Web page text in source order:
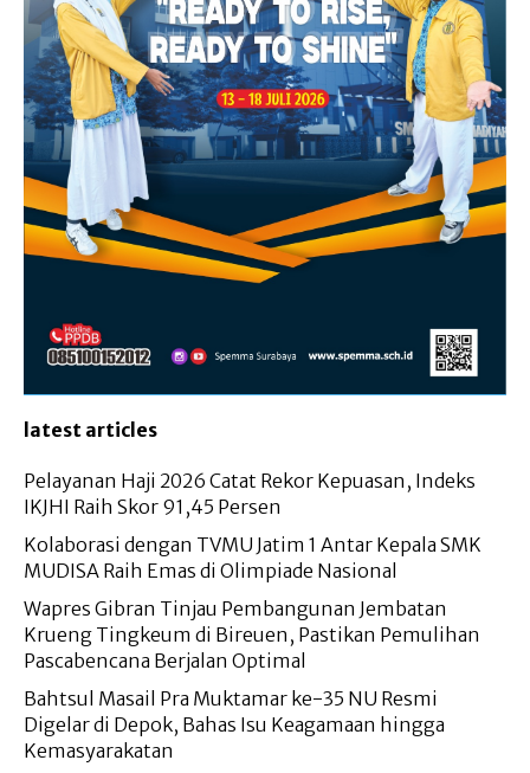
latest articles
Pelayanan Haji 2026 Catat Rekor Kepuasan, Indeks
IKJHI Raih Skor 91,45 Persen
Kolaborasi dengan TVMU Jatim 1 Antar Kepala SMK
MUDISA Raih Emas di Olimpiade Nasional
Wapres Gibran Tinjau Pembangunan Jembatan
Krueng Tingkeum di Bireuen, Pastikan Pemulihan
Pascabencana Berjalan Optimal
Bahtsul Masail Pra Muktamar ke-35 NU Resmi
Digelar di Depok, Bahas Isu Keagamaan hingga
Kemasyarakatan